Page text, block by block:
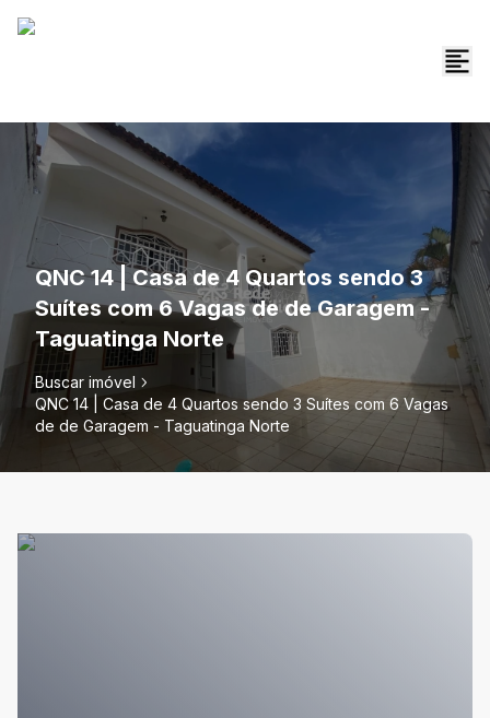
QNC 14 | Casa de 4 Quartos sendo 3
Suítes com 6 Vagas de de Garagem -
Taguatinga Norte
Buscar imóvel
QNC 14 | Casa de 4 Quartos sendo 3 Suítes com 6 Vagas
de de Garagem - Taguatinga Norte